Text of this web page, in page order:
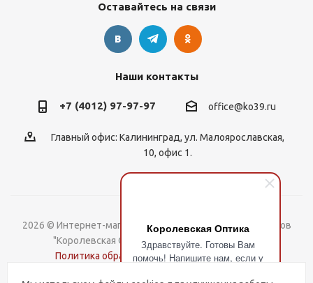
Королевская Оптика
Здравствуйте. Готовы Вам
помочь! Напишите нам, если у
Оставайтесь на связи
Наши контакты
+7 (4012) 97-97-97 office@ko39.ru
Главный офис: Калининград, ул. Малоярославская,
10, офис 1.
2026 © Интернет-магазин контактных линз, оправ и очков
"Королевская Оптика". Все права защищены.
Политика обработки Персональных данных